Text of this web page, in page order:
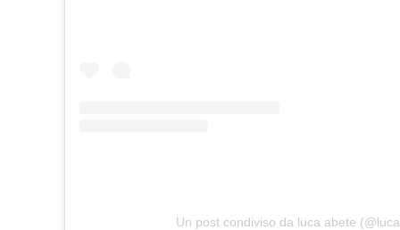
Un post condiviso da luca abete